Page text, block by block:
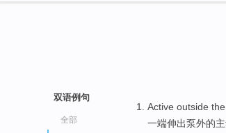
双语例句
全部
Active outside the
一端伸出泵外的